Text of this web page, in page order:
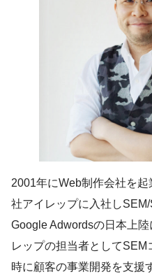
2001年にWeb制作会社を
社アイレップに入社し
Google Adwordsの日本上
レップの担当者としてSEM
時に顧客の事業開発を支援